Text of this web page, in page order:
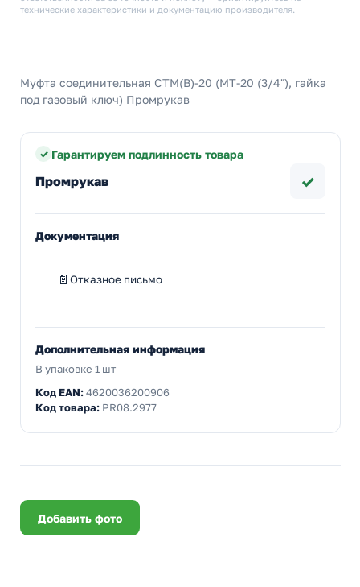
технические характеристики и документацию производителя.
Муфта соединительная СТМ(В)-20 (МТ-20 (3/4"), гайка
под газовый ключ) Промрукав
Гарантируем подлинность товара
Промрукав ✓
Документация
Отказное письмо
Дополнительная информация
В упаковке 1 шт
Код EAN:4620036200906
Код товара: PR08.2977
Добавить фото